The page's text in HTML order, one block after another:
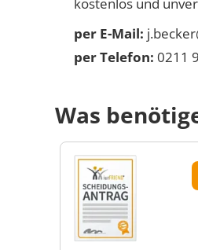
per E-Mail:
per Telefon: 0211
Was